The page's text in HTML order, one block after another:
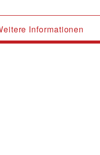
Informationen